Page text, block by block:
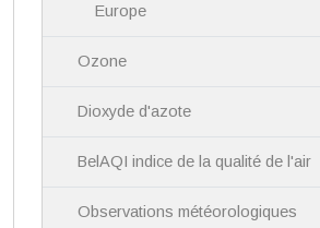
Europe
Ozone
Dioxyde d'azote
BelAQI indice de la qualité de l'air
Observations météorologiques